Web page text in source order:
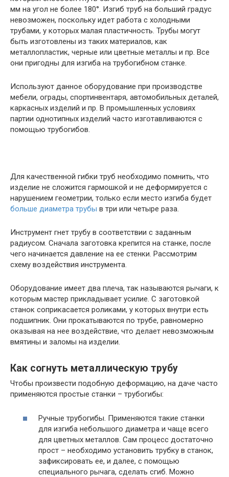
мм на угол не более 180°. Изгиб труб на больший градус
невозможен, поскольку идет работа с холодными
трубами, у которых малая пластичность. Трубы могут
быть изготовлены из таких материалов, как
металлопластик, черные или цветные металлы и пр. Все
они пригодны для изгиба на трубогибном станке.
Используют данное оборудование при производстве
мебели, ограды, спортинвентаря, автомобильных деталей,
каркасных изделий и пр. В промышленных условиях
партии однотипных изделий часто изготавливаются с
помощью трубогибов.
Для качественной гибки труб необходимо помнить, что
изделие не сложится гармошкой и не деформируется с
нарушением геометрии, только если место изгиба будет
больше диаметра трубы в три или четыре раза.
Инструмент гнет трубу в соответствии с заданным
радиусом. Сначала заготовка крепится на станке, после
чего начинается давление на ее стенки. Рассмотрим
схему воздействия инструмента.
Оборудование имеет два плеча, так называются рычаги, к
которым мастер прикладывает усилие. С заготовкой
станок соприкасается роликами, у которых внутри есть
подшипник. Они прокатываются по трубе, равномерно
оказывая на нее воздействие, что делает невозможным
вмятины и заломы на изделии.
Как согнуть металлическую трубу
Чтобы произвести подобную деформацию, на даче часто
применяются простые станки – трубогибы:
Ручные трубогибы. Применяются такие станки
для изгиба небольшого диаметра и чаще всего
для цветных металлов. Сам процесс достаточно
прост – необходимо установить трубку в станок,
зафиксировать ее, и далее, с помощью
специального рычага, сделать сгиб. Можно